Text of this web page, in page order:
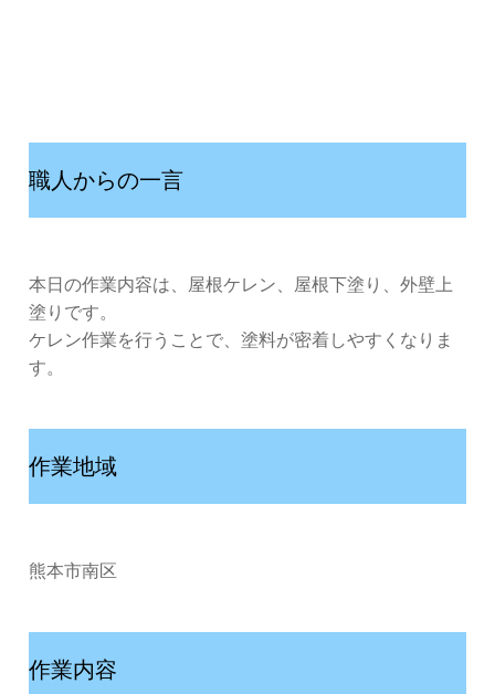
職人からの一言
本日の作業内容は、屋根ケレン、屋根下塗り、外壁上
塗りです。
ケレン作業を行うことで、塗料が密着しやすくなりま
す。
作業地域
熊本市南区
作業内容